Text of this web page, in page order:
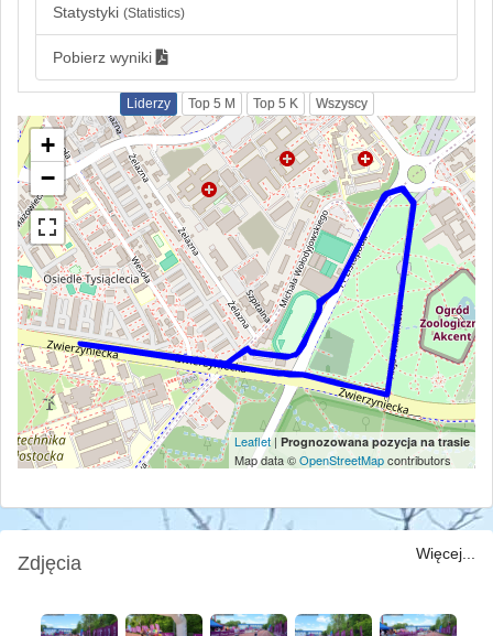
Statystyki (Statistics)
Pobierz wyniki
Liderzy Top 5 M Top 5 K Wszyscy
+
−
Leaflet| Prognozowana pozycja na trasie
Map data ©OpenStreetMapcontributors
Więcej...
Zdjęcia